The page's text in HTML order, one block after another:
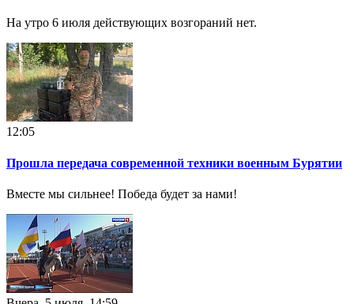
На утро 6 июля действующих возгораний нет.
12:05
Прошла передача современной техники военным Бурятии
Вместе мы сильнее! Победа будет за нами!